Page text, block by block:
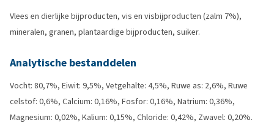
Vlees en dierlijke bijproducten, vis en visbijproducten (zalm 7%),
mineralen, granen, plantaardige bijproducten, suiker.
Analytische bestanddelen
Vocht: 80,7%, Eiwit: 9,5%, Vetgehalte: 4,5%, Ruwe as: 2,6%, Ruwe
celstof: 0,6%, Calcium: 0,16%, Fosfor: 0,16%, Natrium: 0,36%,
Magnesium: 0,02%, Kalium: 0,15%, Chloride: 0,42%, Zwavel: 0,20%.